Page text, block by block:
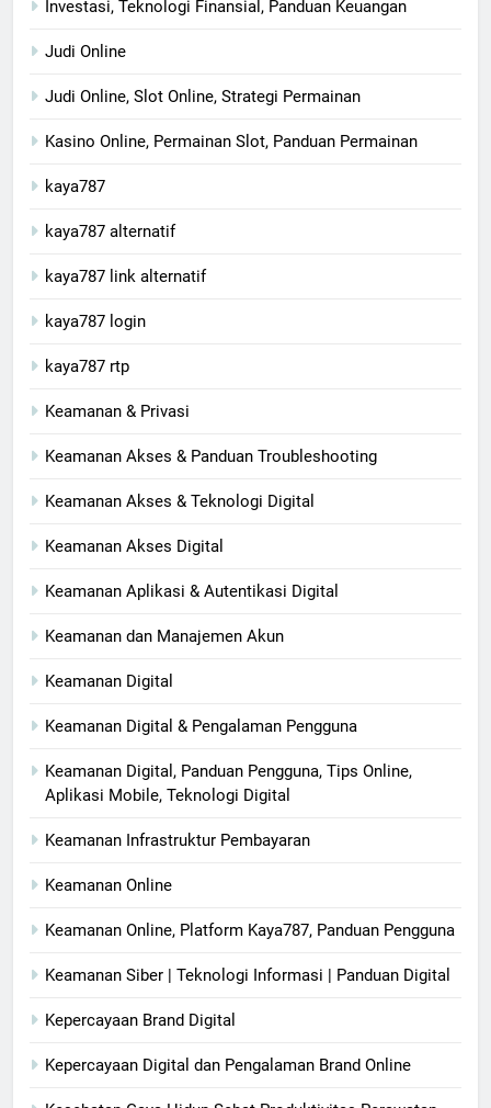
Investasi, Teknologi Finansial, Panduan Keuangan
Judi Online
Judi Online, Slot Online, Strategi Permainan
Kasino Online, Permainan Slot, Panduan Permainan
kaya787
kaya787 alternatif
kaya787 link alternatif
kaya787 login
kaya787 rtp
Keamanan & Privasi
Keamanan Akses & Panduan Troubleshooting
Keamanan Akses & Teknologi Digital
Keamanan Akses Digital
Keamanan Aplikasi & Autentikasi Digital
Keamanan dan Manajemen Akun
Keamanan Digital
Keamanan Digital & Pengalaman Pengguna
Keamanan Digital, Panduan Pengguna, Tips Online,
Aplikasi Mobile, Teknologi Digital
Keamanan Infrastruktur Pembayaran
Keamanan Online
Keamanan Online, Platform Kaya787, Panduan Pengguna
Keamanan Siber | Teknologi Informasi | Panduan Digital
Kepercayaan Brand Digital
Kepercayaan Digital dan Pengalaman Brand Online